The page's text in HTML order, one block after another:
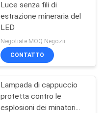
Luce senza fili di
estrazione mineraria del
LED
Negotiate MOQ:Negozii
CONTATTO
Lampada di cappuccio
protetta contro le
esplosioni dei minatori